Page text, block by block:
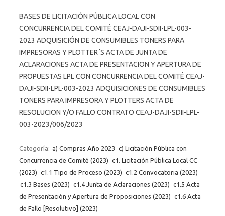
BASES DE LICITACIÓN PÚBLICA LOCAL CON
CONCURRENCIA DEL COMITÉ CEAJ-DAJI-SDII-LPL-003-
2023 ADQUISICIÓN DE CONSUMIBLES TONERS PARA
IMPRESORAS Y PLOTTER´S ACTA DE JUNTA DE
ACLARACIONES ACTA DE PRESENTACION Y APERTURA DE
PROPUESTAS LPL CON CONCURRENCIA DEL COMITÉ CEAJ-
DAJI-SDII-LPL-003-2023 ADQUISICIONES DE CONSUMIBLES
TONERS PARA IMPRESORA Y PLOTTERS ACTA DE
RESOLUCION Y/O FALLO CONTRATO CEAJ-DAJI-SDII-LPL-
003-2023/006/2023
Categoría: a) Compras Año 2023 c) Licitación Pública con
Concurrencia de Comité (2023) c1. Licitación Pública Local CC
(2023) c1.1 Tipo de Proceso (2023) c1.2 Convocatoria (2023)
c1.3 Bases (2023) c1.4 Junta de Aclaraciones (2023) c1.5 Acta
de Presentación y Apertura de Proposiciones (2023) c1.6 Acta
de Fallo [Resolutivo] (2023)